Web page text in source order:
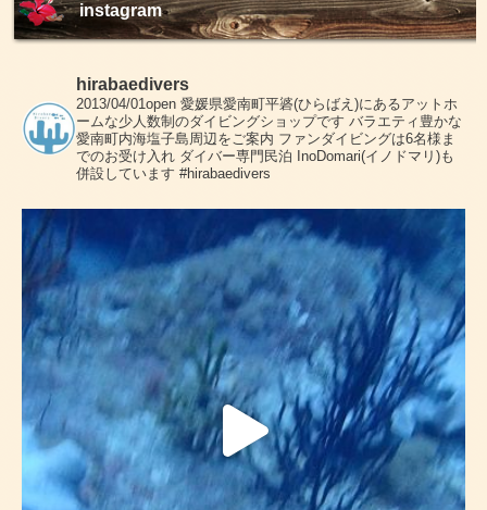
instagram
hirabaedivers
2013/04/01open 愛媛県愛南町平碆(ひらばえ)にあるアットホ
ームな少人数制のダイビングショップです バラエティ豊かな
愛南町内海塩子島周辺をご案内 ファンダイビングは6名様ま
でのお受け入れ ダイバー専門民泊 InoDomari(イノドマリ)も
併設しています #hirabaedivers